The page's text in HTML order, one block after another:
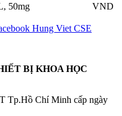
50mg
VND
BỊ KHOA HỌC
Tp.Hồ Chí Minh cấp ngày